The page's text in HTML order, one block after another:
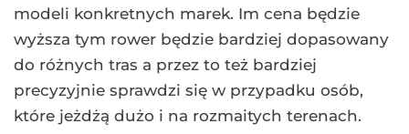
modeli konkretnych marek. Im cena będzie
wyższa tym rower będzie bardziej dopasowany
do różnych tras a przez to też bardziej
precyzyjnie sprawdzi się w przypadku osób,
które jeżdżą dużo i na rozmaitych terenach.